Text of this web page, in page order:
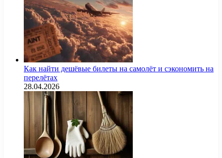
Как найти дешёвые билеты на самолёт и сэкономить на
перелётах
28.04.2026